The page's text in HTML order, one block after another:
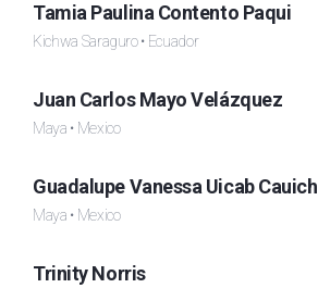
Tamia Paulina Contento Paqui
Kichwa Saraguro • Ecuador
Juan Carlos Mayo Velázquez
Maya • Mexico
Guadalupe Vanessa Uicab Cauich
Maya • Mexico
Trinity Norris